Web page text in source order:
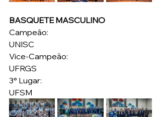
BASQUETE MASCULINO
Campeão:
UNISC
Vice-Campeão:
UFRGS
3° Lugar:
UFSM